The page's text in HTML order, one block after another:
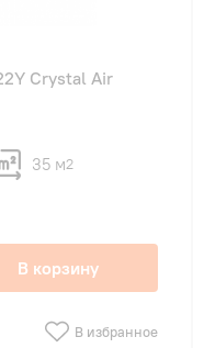
Crystal Air
35 м2
В корзину
В избранное